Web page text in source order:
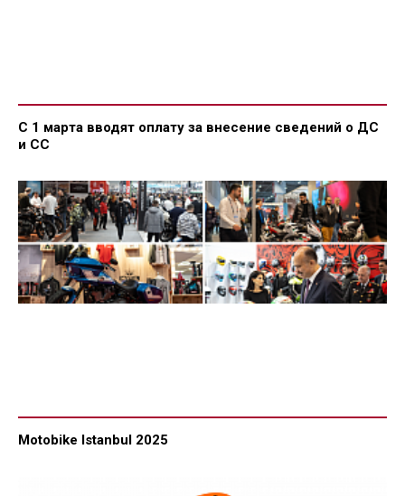
С 1 марта вводят оплату за внесение сведений о ДС
и СС
Motobike Istanbul 2025